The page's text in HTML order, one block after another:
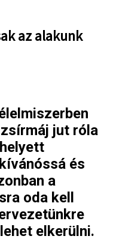
az alakunk
jut róla
és
a
oda kell
elkerülni.